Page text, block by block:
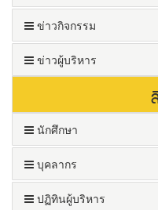
ข่าวกิจกรรม
ข่าวผู้บริหาร
นักศึกษา
บุคลากร
ปฏิทินผู้บริหาร